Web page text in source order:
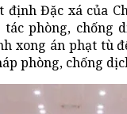
Đặc xá của
phòng, chống
xong án phạt tù
phòng, chống